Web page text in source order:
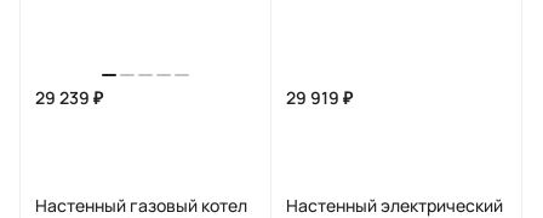
29 239 ₽
Настенный газовый котел
29 919 ₽
Настенный электрический